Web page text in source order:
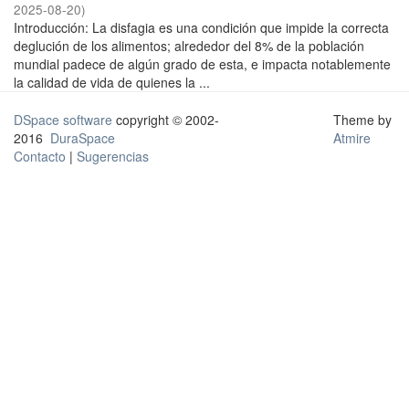
2025-08-20)
Introducción: La disfagia es una condición que impide la correcta
deglución de los alimentos; alrededor del 8% de la población
mundial padece de algún grado de esta, e impacta notablemente
la calidad de vida de quienes la ...
DSpace software copyright © 2002-
2016 DuraSpace
Contacto | Sugerencias
Theme by
Atmire